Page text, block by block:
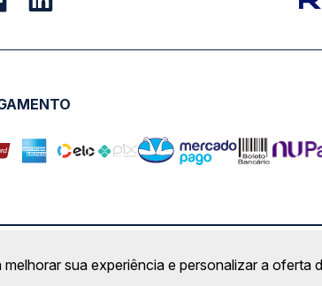
- Sala 02 - Condomínio Centro Comercial
sua experiência e personalizar a